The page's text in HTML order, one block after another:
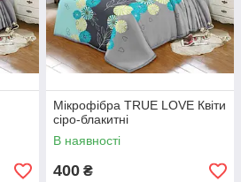
Мікрофібра TRUE LOVE Квіти
сіро-блакитні
В наявності
400 ₴